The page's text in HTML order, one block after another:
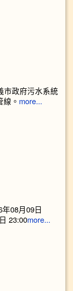
市政府污水系統
。 more...
08月09日
23:00more...